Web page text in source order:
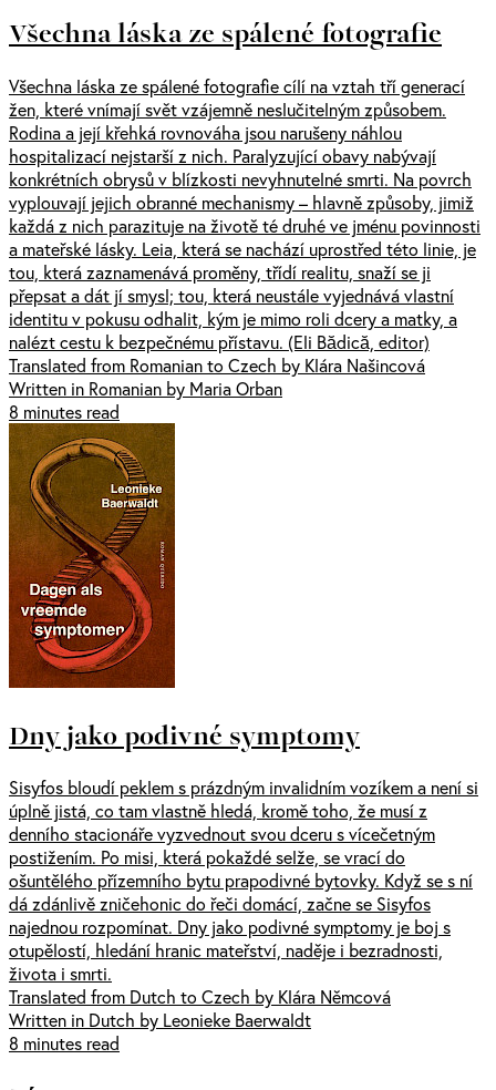
Všechna láska ze spálené fotografie
Všechna láska ze spálené fotografie cílí na vztah tří generací
žen, které vnímají svět vzájemně neslučitelným způsobem.
Rodina a její křehká rovnováha jsou narušeny náhlou
hospitalizací nejstarší z nich. Paralyzující obavy nabývají
konkrétních obrysů v blízkosti nevyhnutelné smrti. Na povrch
vyplouvají jejich obranné mechanismy – hlavně způsoby, jimiž
každá z nich parazituje na životě té druhé ve jménu povinnosti
a mateřské lásky. Leia, která se nachází uprostřed této linie, je
tou, která zaznamenává proměny, třídí realitu, snaží se ji
přepsat a dát jí smysl; tou, která neustále vyjednává vlastní
identitu v pokusu odhalit, kým je mimo roli dcery a matky, a
nalézt cestu k bezpečnému přístavu. (Eli Bădică, editor)
Translated from Romanian to Czech by Klára Našincová
Written in Romanian by Maria Orban
8 minutes read
Dny jako podivné symptomy
Sisyfos bloudí peklem s prázdným invalidním vozíkem a není si
úplně jistá, co tam vlastně hledá, kromě toho, že musí z
denního stacionáře vyzvednout svou dceru s vícečetným
postižením. Po misi, která pokaždé selže, se vrací do
ošuntělého přízemního bytu prapodivné bytovky. Když se s ní
dá zdánlivě zničehonic do řeči domácí, začne se Sisyfos
najednou rozpomínat. Dny jako podivné symptomy je boj s
otupělostí, hledání hranic mateřství, naděje i bezradnosti,
života i smrti.
Translated from Dutch to Czech by Klára Němcová
Written in Dutch by Leonieke Baerwaldt
8 minutes read